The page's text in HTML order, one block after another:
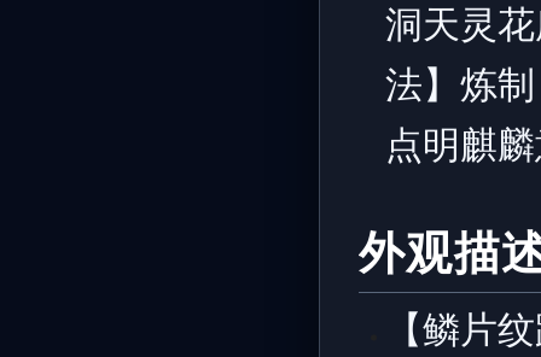
洞天灵
法】炼
点明麒
外观描
【鳞片